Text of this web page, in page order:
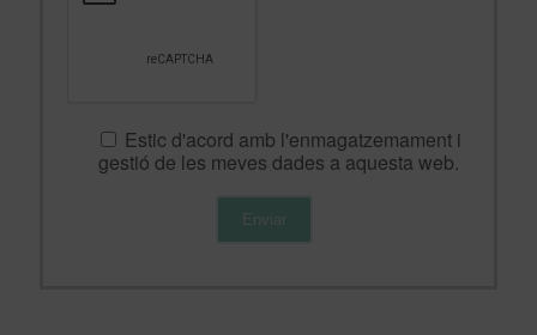
Estic d'acord amb l'enmagatzemament i
gestió de les meves dades a aquesta web.